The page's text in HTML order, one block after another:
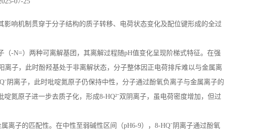
影响机制贯穿于分子结构的质子转移、电荷状态变化及配位键形成的全过
（-N=）两种可离解基团，其离解过程随pH值变化呈现阶梯式特征。在强
离子，此时酚羟基处于非离解状态，分子整体因正电荷排斥难以与金属离
⁻阴离子，此时吡啶氮原子仍保持中性，分子通过酚氧负离子与金属离子的
啶氮原子进一步去质子化，形成8-HQ²⁻双阴离子，虽电荷密度增加，但过
离子的匹配性。在中性至弱碱性区间（pH6-9）， 8-HQ⁻阴离子通过酚氧